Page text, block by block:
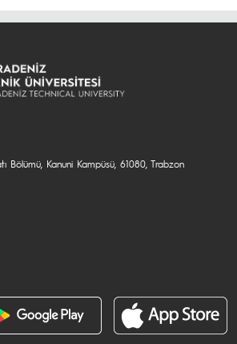
Bölümü, Kanuni Kampüsü, 61080, Trabzon